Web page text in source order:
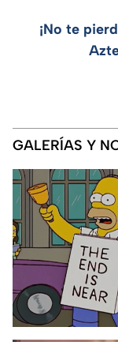
¡No te
GALERÍAS Y